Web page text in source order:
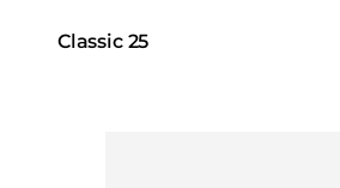
Classic 25